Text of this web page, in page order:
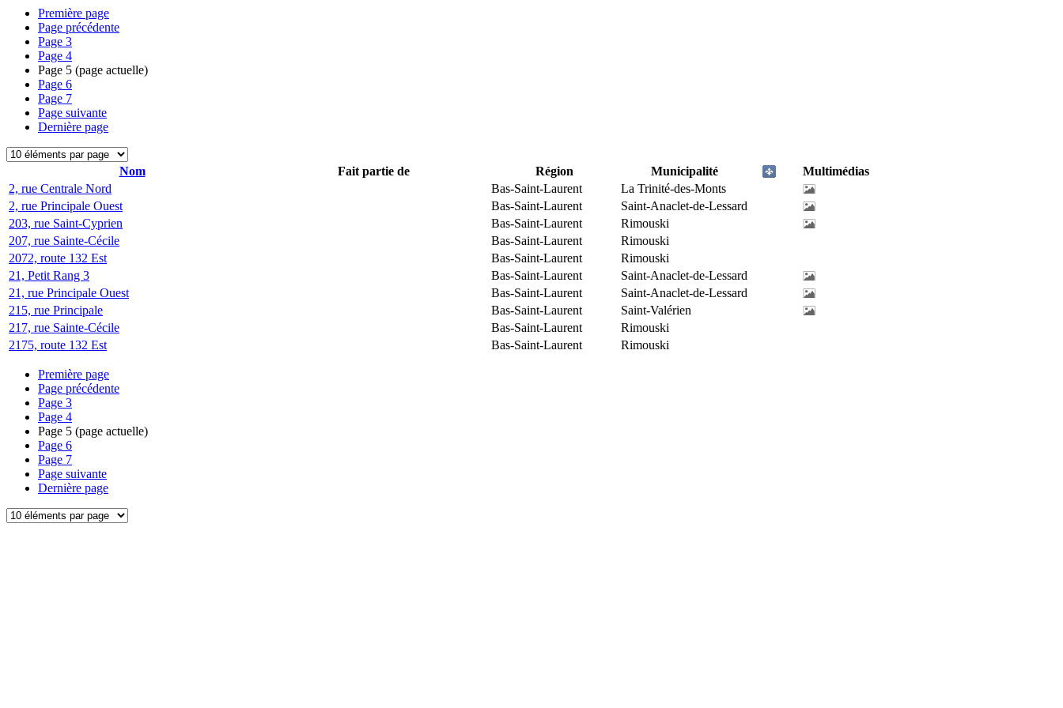
Première page
Page précédente
Page 3
Page 4
Page 5 (page actuelle)
Page 6
Page 7
Page suivante
Dernière page
Nom Fait partie de Région Municipalité
Multimédias
2, rue Centrale Nord
Bas-Saint-Laurent
La Trinité-des-Monts
2, rue Principale Ouest
Bas-Saint-Laurent
Saint-Anaclet-de-Lessard
203, rue Saint-Cyprien
Bas-Saint-Laurent
Rimouski
207, rue Sainte-Cécile
Bas-Saint-Laurent
Rimouski
2072, route 132 Est
Bas-Saint-Laurent
Rimouski
21, Petit Rang 3
Bas-Saint-Laurent
Saint-Anaclet-de-Lessard
21, rue Principale Ouest
Bas-Saint-Laurent
Saint-Anaclet-de-Lessard
215, rue Principale
Bas-Saint-Laurent
Saint-Valérien
217, rue Sainte-Cécile
Bas-Saint-Laurent
Rimouski
2175, route 132 Est
Bas-Saint-Laurent Rimouski
Première page
Page précédente
Page 3
Page 4
Page 5 (page actuelle)
Page 6
Page 7
Page suivante
Dernière page